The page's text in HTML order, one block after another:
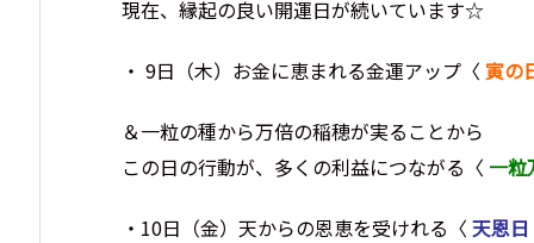
現在、縁起の良い開運日が続いています☆
・ 9日（木）お金に恵まれる金運アップ〈 寅の
＆一粒の種から万倍の稲穂が実ることから
この日の行動が、多くの利益につながる〈 一粒
・10日（金）天からの恩恵を受けれる〈 天恩日